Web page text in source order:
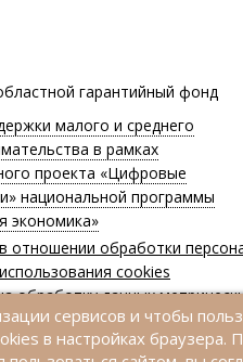
гарантийный фонд
малого и среднего
в рамках
проекта «Цифровые
национальной программы
экономика»
отношении обработки
cookies
обработку данных
обработку персональных
сервисов и чтобы
в настройках браузера.